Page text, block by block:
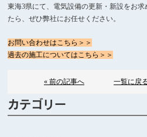
東海3県にて、電気設備の更新・新設をお
たら、ぜひ弊社にお任せください。
お問い合わせはこちら＞＞
過去の施工についてはこちら＞＞
« 前の記事へ 一覧に戻
カテゴリー